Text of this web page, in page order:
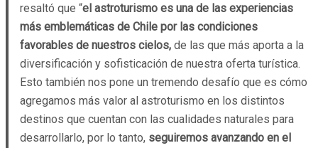
resaltó que “el astroturismo es una de las experiencias
más emblemáticas de Chile por las condiciones
favorables de nuestros cielos, de las que más aporta a la
diversificación y sofisticación de nuestra oferta turística.
Esto también nos pone un tremendo desafío que es cómo
agregamos más valor al astroturismo en los distintos
destinos que cuentan con las cualidades naturales para
desarrollarlo, por lo tanto, seguiremos avanzando en el